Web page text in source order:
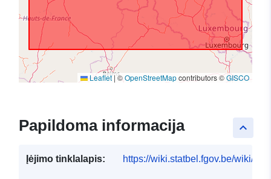
Leaflet|©OpenStreetMapcontributors ©GISCO
keyboard_arrow_up
Papildoma informacija
Įėjimo tinklalapis: https://wiki.statbel.fgov.be/wiki/